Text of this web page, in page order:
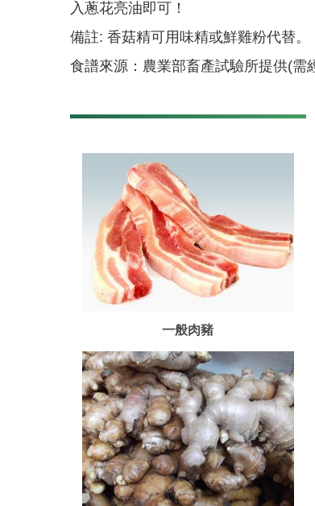
入蔥花亮油即可！
備註: 香菇精可用味精或鮮雞粉代替。
食譜來源：農業部畜產試驗所提供(需
一般肉豬